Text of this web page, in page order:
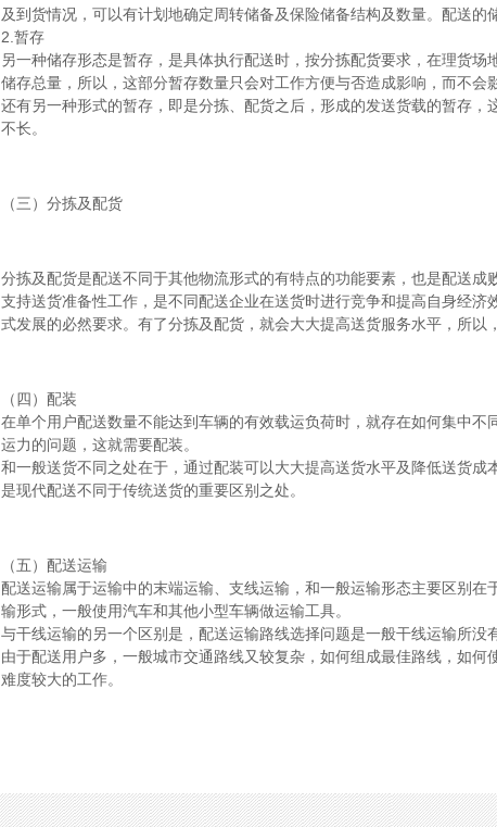
及到货情况，可以有计划地确定周转储备及保险储备结构及数量。配送的
2.暂存
另一种储存形态是暂存，是具体执行配送时，按分拣配货要求，在理货场
储存总量，所以，这部分暂存数量只会对工作方便与否造成影响，而不会
还有另一种形式的暂存，即是分拣、配货之后，形成的发送货载的暂存，
不长。
（三）分拣及配货
分拣及配货是配送不同于其他物流形式的有特点的功能要素，也是配送成
支持送货准备性工作，是不同配送企业在送货时进行竞争和提高自身经济
式发展的必然要求。有了分拣及配货，就会大大提高送货服务水平，所以
（四）配装
在单个用户配送数量不能达到车辆的有效载运负荷时，就存在如何集中不
运力的问题，这就需要配装。
和一般送货不同之处在于，通过配装可以大大提高送货水平及降低送货成
是现代配送不同于传统送货的重要区别之处。
（五）配送运输
配送运输属于运输中的末端运输、支线运输，和一般运输形态主要区别在
输形式，一般使用汽车和其他小型车辆做运输工具。
与干线运输的另一个区别是，配送运输路线选择问题是一般干线运输所没
由于配送用户多，一般城市交通路线又较复杂，如何组成最佳路线，如何
难度较大的工作。